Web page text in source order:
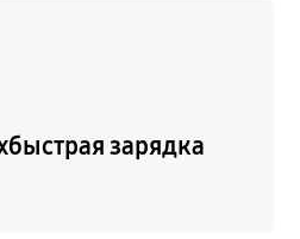
зарядка